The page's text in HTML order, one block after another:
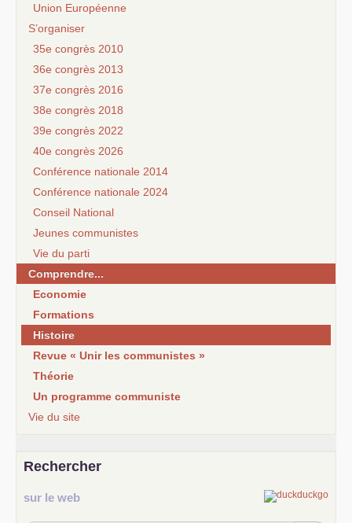
Union Européenne
S’organiser
35e congrès 2010
36e congrès 2013
37e congrès 2016
38e congrès 2018
39e congrès 2022
40e congrès 2026
Conférence nationale 2014
Conférence nationale 2024
Conseil National
Jeunes communistes
Vie du parti
Comprendre...
Economie
Formations
Histoire
Revue « Unir les communistes »
Théorie
Un programme communiste
Vie du site
Rechercher
sur le web